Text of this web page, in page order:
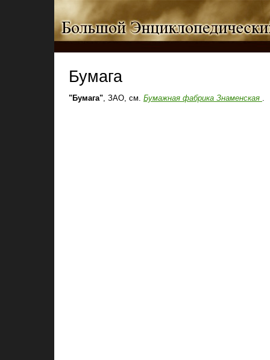
Бумага
"Бумага", ЗАО, см. Бумажная фабрика Знаменская .